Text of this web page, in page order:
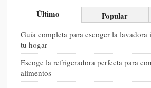
Último Popular
Guía completa para escoger la lavadora
tu hogar
Escoge la refrigeradora perfecta para
alimentos